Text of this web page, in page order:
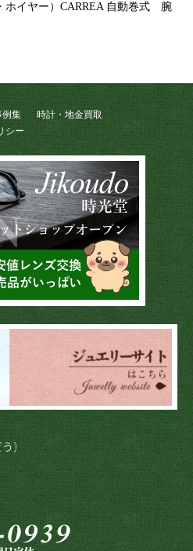
ホイヤー）CARREA 自動巻式 腕
例集
時計・地金買取
シー